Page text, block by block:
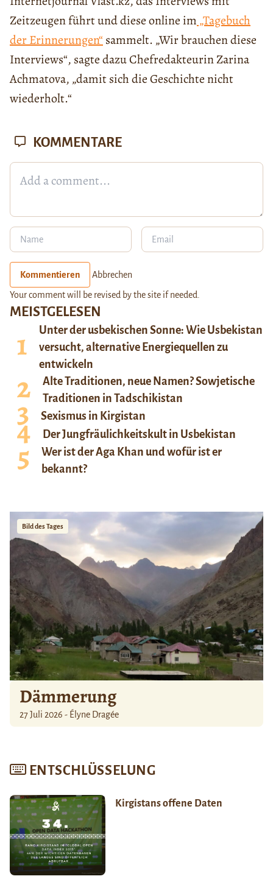
Zeitzeugen führt und diese online im „Tagebuch
der Erinnerungen“ sammelt. „Wir brauchen diese
Interviews“, sagte dazu Chefredakteurin Zarina
Achmatova, „damit sich die Geschichte nicht
wiederholt.“
MEISTGELESEN
Unter der usbekischen Sonne: Wie Usbekistan
versucht, alternative Energiequellen zu
entwickeln
Alte Traditionen, neue Namen? Sowjetische
Traditionen in Tadschikistan
Sexismus in Kirgistan
Der Jungfräulichkeitskult in Usbekistan
Wer ist der Aga Khan und wofür ist er
bekannt?
Bild des Tages
Dämmerung
27 Juli 2026 - Élyne Dragée
ENTSCHLÜSSELUNG
Kirgistans offene Daten
KOMMENTARE
Kommentieren Abbrechen
Your comment will be revised by the site if needed.